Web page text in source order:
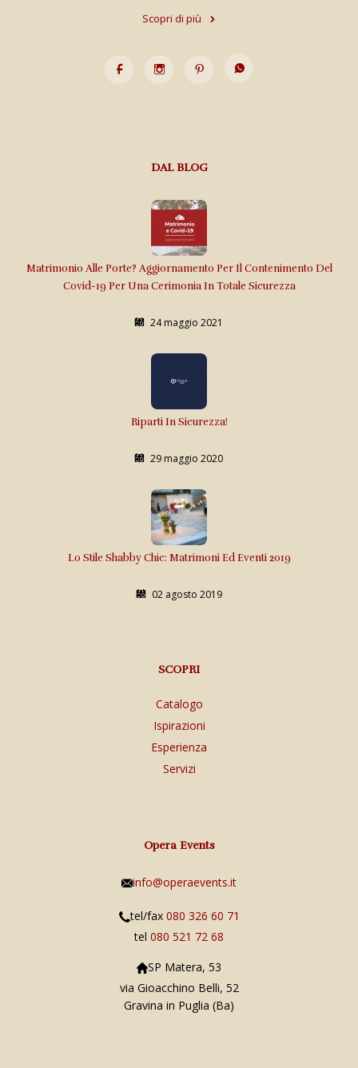
Scopri di più
DAL BLOG
Matrimonio Alle Porte? Aggiornamento Per Il Contenimento Del
Covid-19 Per Una Cerimonia In Totale Sicurezza
24 maggio 2021
Riparti In Sicurezza!
29 maggio 2020
Lo Stile Shabby Chic: Matrimoni Ed Eventi 2019
02 agosto 2019
SCOPRI
Catalogo
Ispirazioni
Esperienza
Servizi
Opera Events
info@operaevents.it
tel/fax 080 326 60 71
tel 080 521 72 68
SP Matera, 53
via Gioacchino Belli, 52
Gravina in Puglia (Ba)